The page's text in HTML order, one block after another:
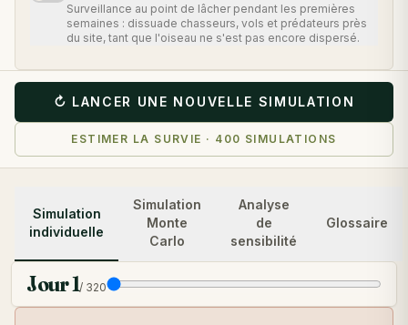
Surveillance au point de lâcher pendant les premières
semaines : dissuade chasseurs, vols et prédateurs près
du site, tant que l'oiseau ne s'est pas encore dispersé.
↻ LANCER UNE NOUVELLE SIMULATION
ESTIMER LA SURVIE · 400 SIMULATIONS
Simulation
individuelle
Simulation
Monte
Carlo
Analyse
de
sensibilité
Glossaire
Jour1/ 320